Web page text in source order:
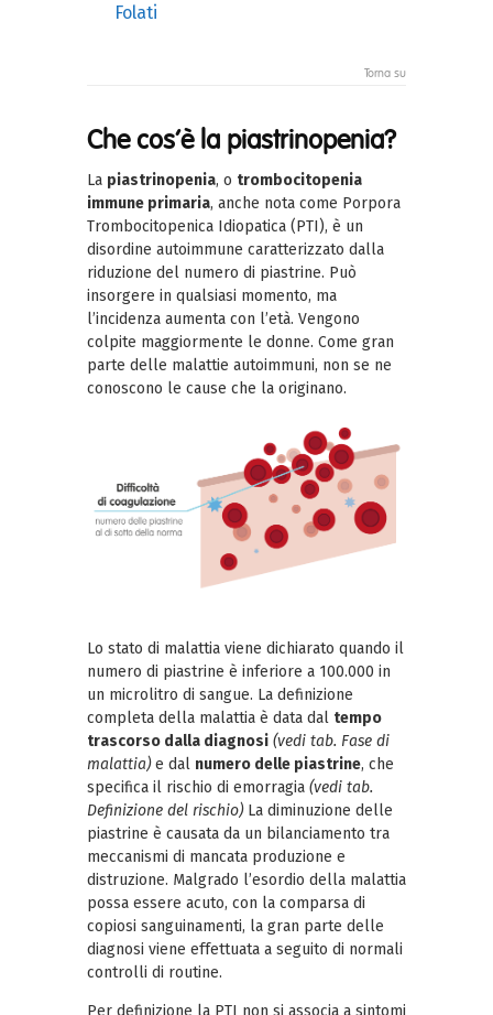
Folati
Torna su
Che cos’è la piastrinopenia?
La piastrinopenia, o trombocitopenia
immune primaria, anche nota come Porpora
Trombocitopenica Idiopatica (PTI), è un
disordine autoimmune caratterizzato dalla
riduzione del numero di piastrine. Può
insorgere in qualsiasi momento, ma
l’incidenza aumenta con l’età. Vengono
colpite maggiormente le donne. Come gran
parte delle malattie autoimmuni, non se ne
conoscono le cause che la originano.
Lo stato di malattia viene dichiarato quando il
numero di piastrine è inferiore a 100.000 in
un microlitro di sangue. La definizione
completa della malattia è data dal tempo
trascorso dalla diagnosi (vedi tab. Fase di
malattia)e dal numero delle piastrine, che
specifica il rischio di emorragia (vedi tab.
Definizione del rischio)La diminuzione delle
piastrine è causata da un bilanciamento tra
meccanismi di mancata produzione e
distruzione. Malgrado l’esordio della malattia
possa essere acuto, con la comparsa di
copiosi sanguinamenti, la gran parte delle
diagnosi viene effettuata a seguito di normali
controlli di routine.
Per definizione la PTI non si associa a sintomi